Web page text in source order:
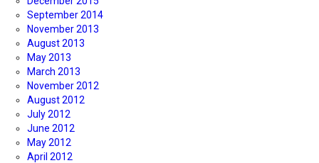
September 2014
November 2013
August 2013
May 2013
March 2013
November 2012
August 2012
July 2012
June 2012
May 2012
April 2012